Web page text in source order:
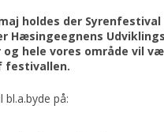
holdes der Syrenfestival
Hæsingeegnens
hele vores område vil
festivallen.
bl.a.byde på: